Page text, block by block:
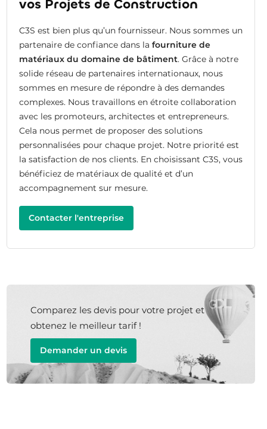
vos Projets de Construction
C3S est bien plus qu’un fournisseur. Nous sommes un
partenaire de confiance dans la fourniture de
matériaux du domaine de bâtiment. Grâce à notre
solide réseau de partenaires internationaux, nous
sommes en mesure de répondre à des demandes
complexes. Nous travaillons en étroite collaboration
avec les promoteurs, architectes et entrepreneurs.
Cela nous permet de proposer des solutions
personnalisées pour chaque projet. Notre priorité est
la satisfaction de nos clients. En choisissant C3S, vous
bénéficiez de matériaux de qualité et d’un
accompagnement sur mesure.
Contacter l'entreprise
Comparez les devis pour votre projet et
obtenez le meilleur tarif !
Demander un devis